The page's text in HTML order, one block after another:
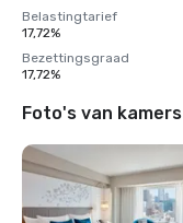
Belastingtarief
17,72%
Bezettingsgraad
17,72%
Foto's van kamers